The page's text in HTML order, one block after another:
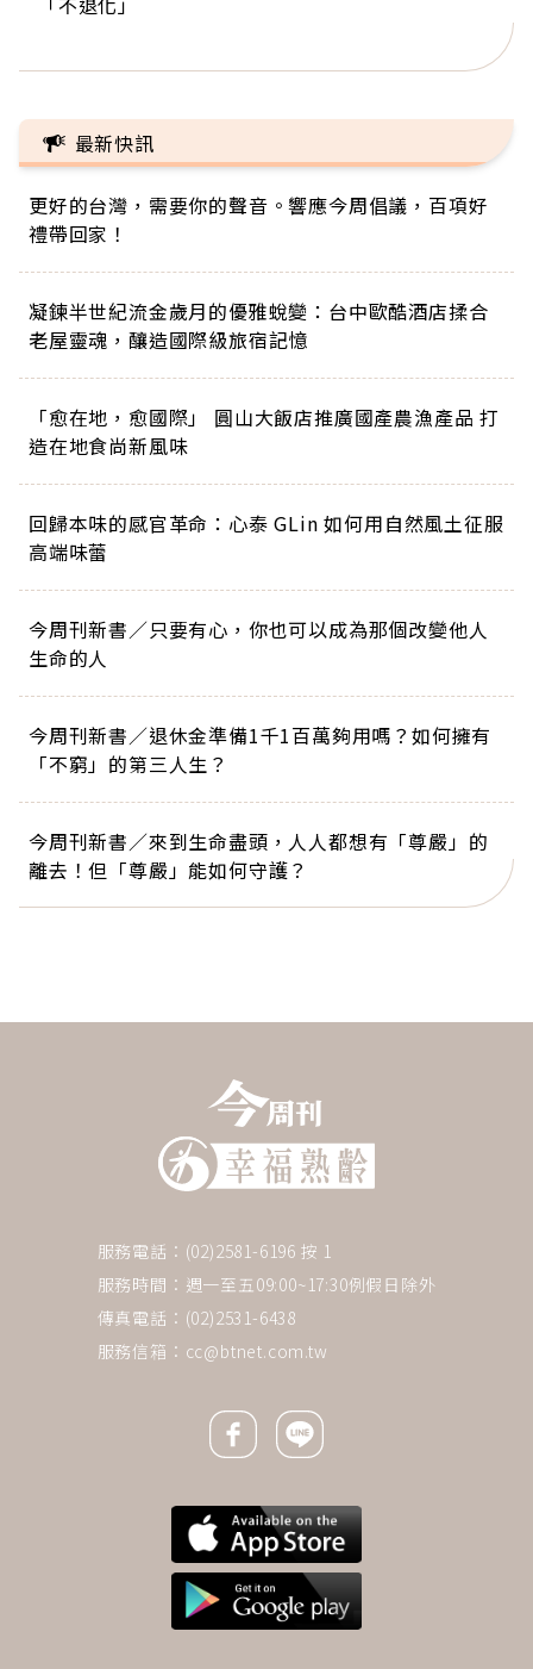
最新快訊
更好的台灣，需要你的聲音。響應今周倡議，百項好
禮帶回家！
凝鍊半世紀流金歲月的優雅蛻變：台中歐酷酒店揉合
老屋靈魂，釀造國際級旅宿記憶
「愈在地，愈國際」 圓山大飯店推廣國產農漁產品 打
造在地食尚新風味
回歸本味的感官革命：心泰 GLin 如何用自然風土征服
高端味蕾
今周刊新書／只要有心，你也可以成為那個改變他人
生命的人
今周刊新書／退休金準備1千1百萬夠用嗎？如何擁有
「不窮」的第三人生？
今周刊新書／來到生命盡頭，人人都想有「尊嚴」的
離去！但「尊嚴」能如何守護？
服務電話：(02)2581-6196 按 1
服務時間：週一至五09:00~17:30例假日除外
傳真電話：(02)2531-6438
服務信箱： cc@btnet.com.tw
Facebook icon
Line icon